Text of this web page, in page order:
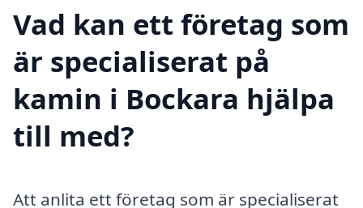
Vad kan ett företag som
är specialiserat på
kamin i Bockara hjälpa
till med?
Att anlita ett företag som är specialiserat